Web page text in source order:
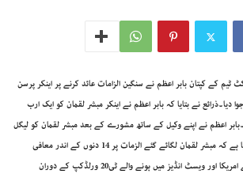
ٹیم کے کپتان بابر اعظم نے سنگین الزامات عائد کرنے پر اینکر پرسن
دیا۔ذرائع نے بتایا کہ بابر اعظم نے اینکر مبشر لقمان کو ایک ارب
اعظم نے اپنے وکیل کے ساتھ مشورے کے بعد مبشر لقمان کو لیگل
نوٹس بھیجا ہے جس میں کہا گیا ہے کہ مبشر لقمان لگائے گئے الزمات پر 14 دنوں کے اندر معافی
مانگیں۔معروف ٹی وی اینکر نے امریکا اور ویسٹ انڈیز میں ہونے والے ٹی20 ورلڈکپ کے دوران